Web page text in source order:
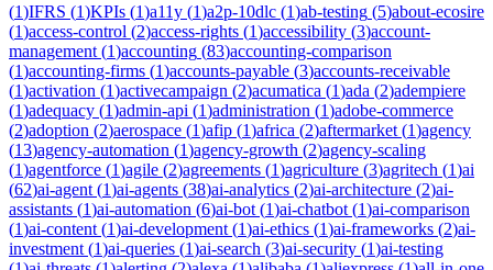
(1)IFRS (1)KPIs (1)a11y (1)a2p-10dlc (1)ab-testing (5)about-ecosire
(1)access-control (2)access-rights (1)accessibility (3)account-
management (1)accounting (83)accounting-comparison
(1)accounting-firms (1)accounts-payable (3)accounts-receivable
(1)activation (1)activecampaign (2)acumatica (1)ada (2)adempiere
(1)adequacy (1)admin-api (1)administration (1)adobe-commerce
(2)adoption (2)aerospace (1)afip (1)africa (2)aftermarket (1)agency
(13)agency-automation (1)agency-growth (2)agency-scaling
(1)agentforce (1)agile (2)agreements (1)agriculture (3)agritech (1)ai
(62)ai-agent (1)ai-agents (38)ai-analytics (2)ai-architecture (2)ai-
assistants (1)ai-automation (6)ai-bot (1)ai-chatbot (1)ai-comparison
(1)ai-content (1)ai-development (1)ai-ethics (1)ai-frameworks (2)ai-
investment (1)ai-queries (1)ai-search (3)ai-security (1)ai-testing